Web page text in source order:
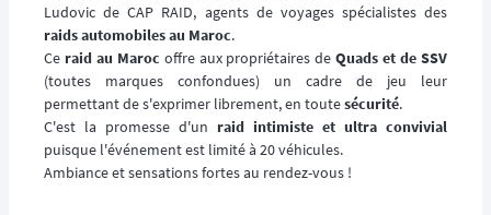
Ludovic de CAP RAID, agents de voyages spécialistes des
raids automobiles au Maroc.
Ce raid au Maroc offre aux propriétaires deQuads et de SSV
(toutes marques confondues) un cadre de jeu leur
permettant de s'exprimer librement, en toutesécurité.
C'est la promesse d'un raid intimiste et ultra convivial
puisque l'événement est limité à 20 véhicules.
Ambiance et sensations fortes au rendez-vous !